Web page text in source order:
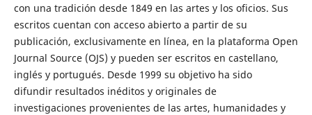
con una tradición desde 1849 en las artes y los oficios. Sus
escritos cuentan con acceso abierto a partir de su
publicación, exclusivamente en línea, en la plataforma Open
Journal Source (OJS) y pueden ser escritos en castellano,
inglés y portugués. Desde 1999 su objetivo ha sido
difundir resultados inéditos y originales de
investigaciones provenientes de las artes, humanidades y